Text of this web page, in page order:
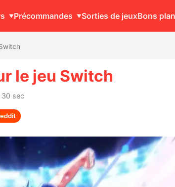
Précommandes Sorties de jeuxBons
le jeu Switch
sec